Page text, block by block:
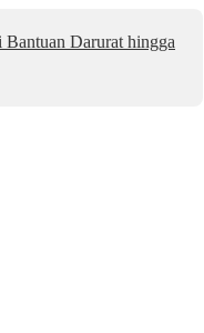
Darurat hingga